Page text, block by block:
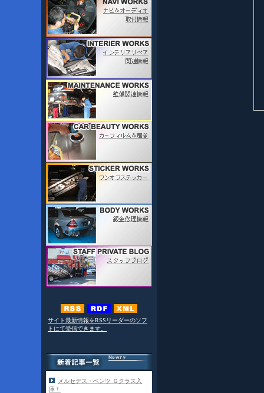
サイト最新情報をRSSリーダーのソフ
トにて受信できます。
メルセデス・ベンツ Ｇクラス入
庫！